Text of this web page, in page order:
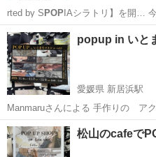
rted by S POP IAシ
静岡 磐田市
popup
愛媛県 新居浜駅
Manmaruさんによる 手作
👜ポーチ👝 ベビー👶ギフト 素敵だなと思って自主的
しております ご本人さまとは無関係です 地図は開催場所と
おりません🙏
愛媛 新居浜市
松山のcafeで